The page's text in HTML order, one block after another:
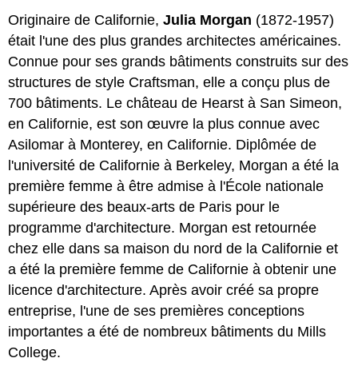
Originaire de Californie,Julia Morgan (1872-1957)
était l'une des plus grandes architectes américaines.
Connue pour ses grands bâtiments construits sur des
structures de style Craftsman, elle a conçu plus de
700 bâtiments. Le château de Hearst à San Simeon,
en Californie, est son œuvre la plus connue avec
Asilomar à Monterey, en Californie. Diplômée de
l'université de Californie à Berkeley, Morgan a été la
première femme à être admise à l'École nationale
supérieure des beaux-arts de Paris pour le
programme d'architecture. Morgan est retournée
chez elle dans sa maison du nord de la Californie et
a été la première femme de Californie à obtenir une
licence d'architecture. Après avoir créé sa propre
entreprise, l'une de ses premières conceptions
importantes a été de nombreux bâtiments du Mills
College.